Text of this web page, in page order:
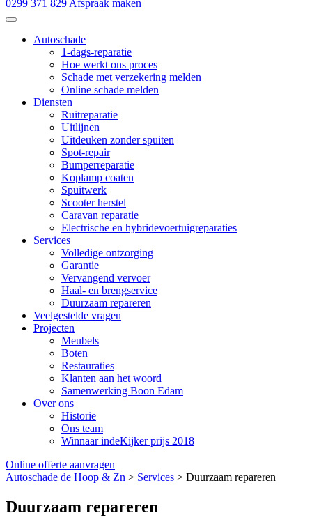
0299 371 829 Afspraak maken
Autoschade
1-dags-reparatie
Hoe werkt ons proces
Schade met verzekering melden
Online schade melden
Diensten
Ruitreparatie
Uitlijnen
Uitdeuken zonder spuiten
Spot-repair
Bumperreparatie
Koplamp coaten
Spuitwerk
Scooter herstel
Caravan reparatie
Electrische en hybridevoertuigreparaties
Services
Volledige ontzorging
Garantie
Vervangend vervoer
Haal- en brengservice
Duurzaam repareren
Veelgestelde vragen
Projecten
Meubels
Boten
Restauraties
Klanten aan het woord
Samenwerking Boon Edam
Over ons
Historie
Ons team
Winnaar indeKijker prijs 2018
Online offerte aanvragen
Autoschade de Hoop & Zn > Services > Duurzaam repareren
Duurzaam repareren